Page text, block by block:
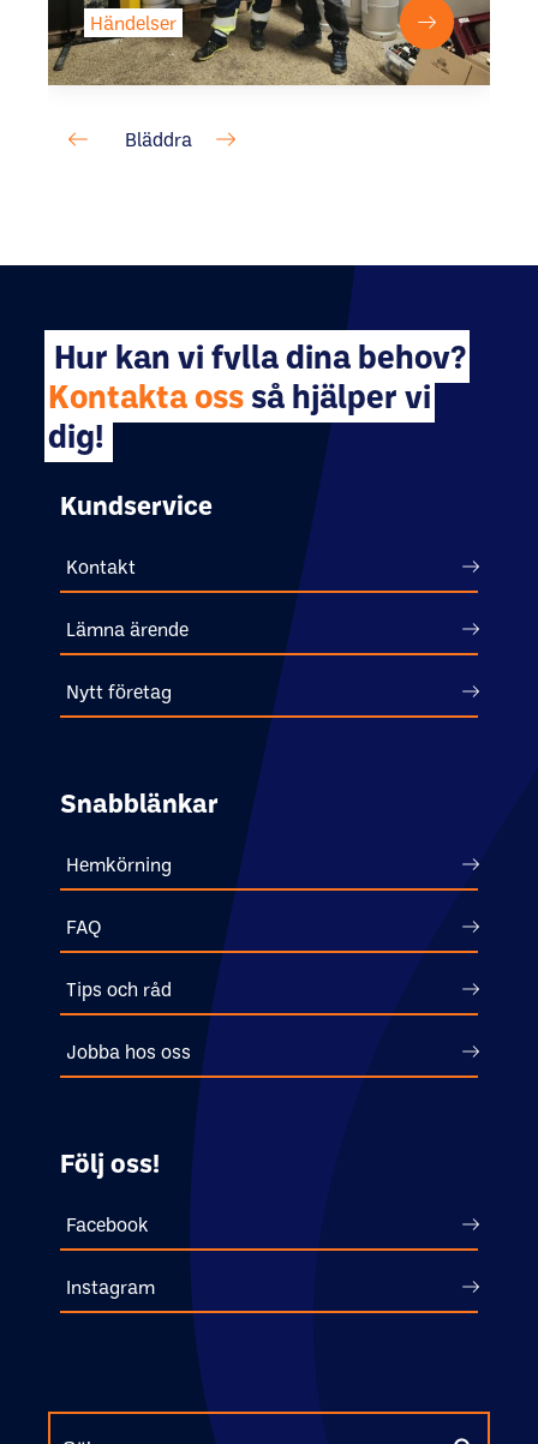
Händelser
Hur kan vi fylla dina behov?
Kontakta oss så hjälper vi
dig!
Kundservice
Kontakt
Lämna ärende
Nytt företag
Snabblänkar
Hemkörning
FAQ
Tips och råd
Jobba hos oss
Följ oss!
Facebook
Instagram